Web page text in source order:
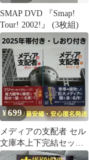
SMAP DVD 『Smap!
Tour! 2002!』 (3枚組)
¥699
メディアの支配者 セル
文庫本上下完結セット
《中川一徳》定価1936